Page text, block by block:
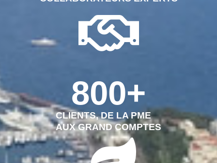
CLIENTS, DE LA PME
AUX GRAND COMPTES
800+